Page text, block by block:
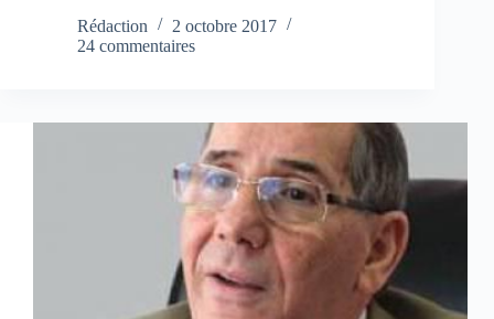
Rédaction
2 octobre 2017
24 commentaires